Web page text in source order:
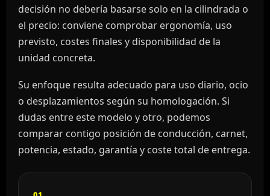
decisión no debería basarse solo en la cilindrada o
el precio: conviene comprobar ergonomía, uso
previsto, costes finales y disponibilidad de la
unidad concreta.
Su enfoque resulta adecuado para uso diario, ocio
o desplazamientos según su homologación. Si
dudas entre este modelo y otro, podemos
comparar contigo posición de conducción, carnet,
potencia, estado, garantía y coste total de entrega.